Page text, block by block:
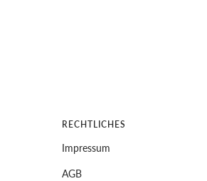
RECHTLICHES
Impressum
AGB